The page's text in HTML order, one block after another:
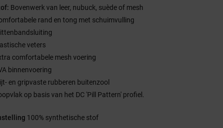
Bovenwerk van leer, nubuck, suède of mesh
rand en tong met schuimvulling
veters
comfortabele mesh voering
binnenvoering
en gripvaste rubberen buitenzool
op basis van het DC 'Pill Pattern' profiel.
100% synthetische stof